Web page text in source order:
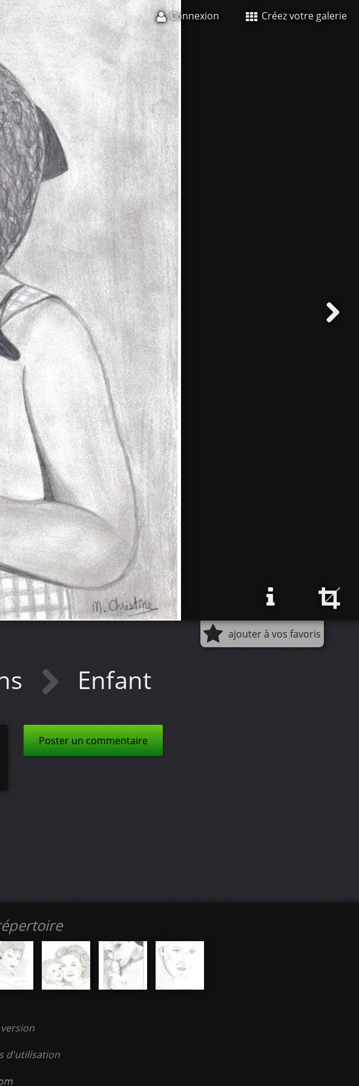
Connexion Créez votre galerie
ajouter à vos favoris
Enfant
Poster un commentaire
d'utilisation